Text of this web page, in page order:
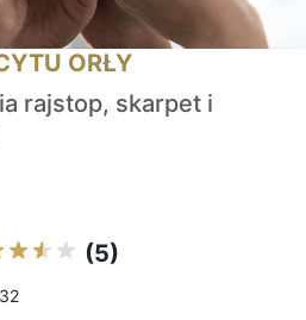
ORŁY
rajstop, skarpet i
(5)